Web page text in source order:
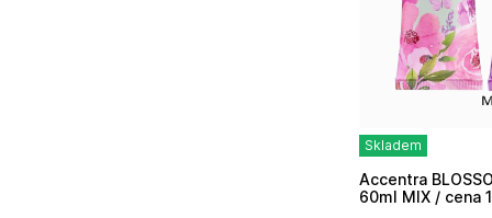
Skladem
Accentra BLOSSOM purple, krém na ruce
60ml MIX / cena